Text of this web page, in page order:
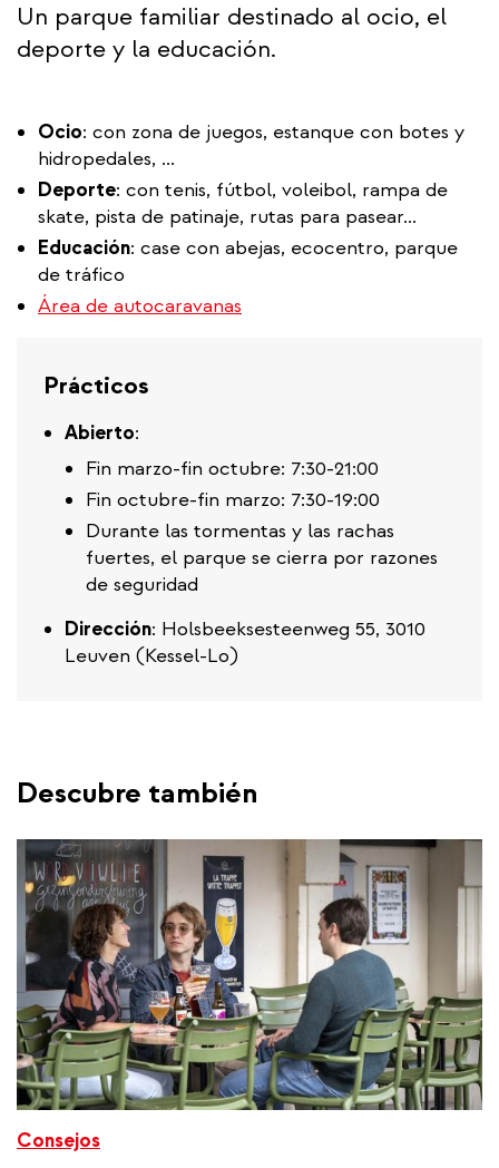
Un parque familiar destinado al ocio, el
deporte y la educación.
Ocio: con zona de juegos, estanque con botes y
hidropedales, ...
Deporte: con tenis, fútbol, voleibol, rampa de
skate, pista de patinaje, rutas para pasear...
Educación: case con abejas, ecocentro, parque
de tráfico
Área de autocaravanas
Prácticos
Abierto:
Fin marzo-fin octubre: 7:30-21:00
Fin octubre-fin marzo: 7:30-19:00
Durante las tormentas y las rachas
fuertes, el parque se cierra por razones
de seguridad
Dirección: Holsbeeksesteenweg 55, 3010
Leuven (Kessel-Lo)
Descubre también
Consejos